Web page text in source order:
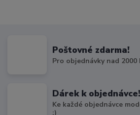
Poštovné zdarma!
Pro objednávky nad 2000
Dárek k objednávce!
Ke každé objednávce
:)